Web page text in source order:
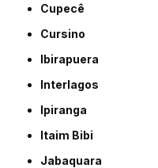
Cupecê
Cursino
Ibirapuera
Interlagos
Ipiranga
Itaim Bibi
Jabaquara